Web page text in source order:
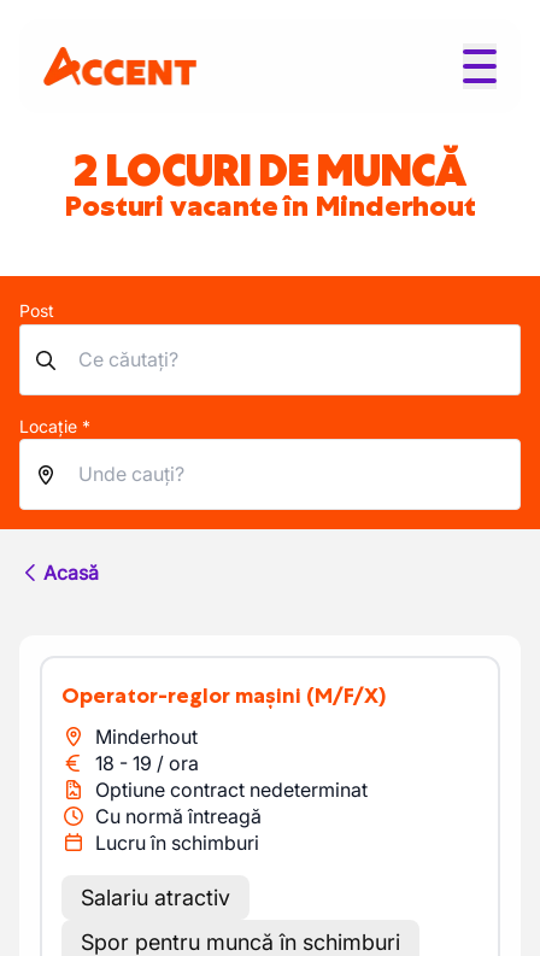
2 LOCURI DE MUNCĂ
Posturi vacante în Minderhout
Post
Locație *
Acasă
Operator-reglor mașini (M/F/X)
Minderhout
18 - 19 / ora
Optiune contract nedeterminat
Cu normă întreagă
Lucru în schimburi
Salariu atractiv
Spor pentru muncă în schimburi